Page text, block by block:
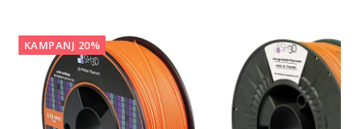
3D-Skrivare — Tillbehör
3D-Skrivare — Delar
Resin
KAMPANJ 20%